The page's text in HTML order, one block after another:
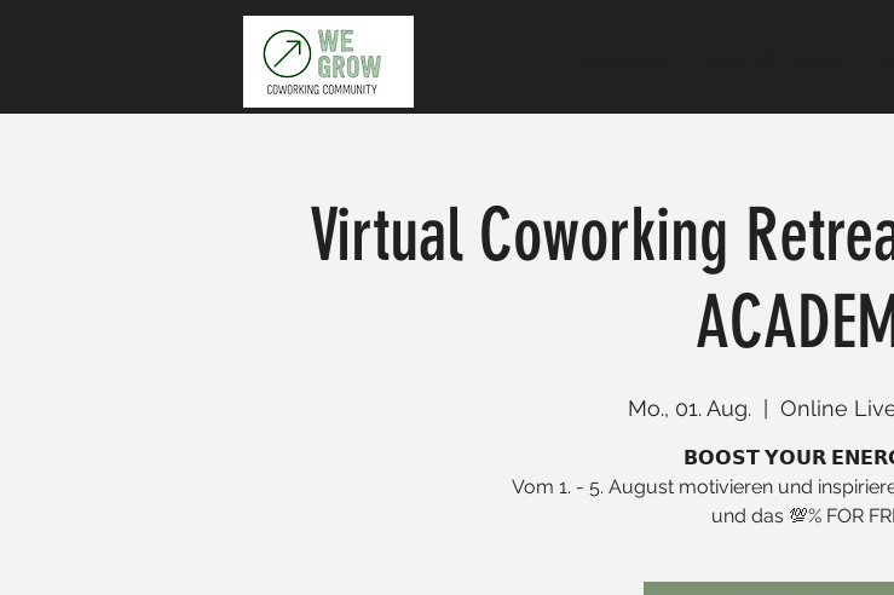
Virtual Coworking
Mo., 01. Aug.
  |
Online
𝗕𝗢𝗢𝗦𝗧 𝗬𝗢𝗨𝗥
Vom 1. - 5. August motivieren und
und das 💯​% FOR